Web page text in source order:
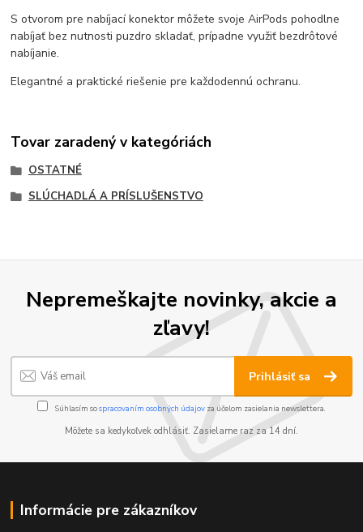
S otvorom pre nabíjací konektor môžete svoje AirPods pohodlne
nabíjať bez nutnosti puzdro skladať, prípadne využiť bezdrôtové
nabíjanie.
Elegantné a praktické riešenie pre každodennú ochranu.
Tovar zaradený v kategóriách
OSTATNÉ
SLÚCHADLÁ A PRÍSLUŠENSTVO
Nepremeškajte novinky, akcie a
zľavy!
Prihlásiť sa
Súhlasím sospracovaním osobných údajov za účelom zasielania newslettera.
Môžete sa kedykoľvek odhlásiť. Zasielame raz za 14 dní.
Informácie pre zákazníkov